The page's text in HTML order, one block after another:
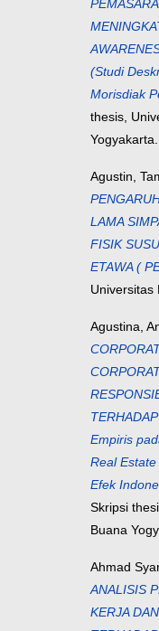
(Studi
Morisdiak
thesis,
Yogyakarta.
Agustin,
LAMA
FISIK
ETAWA (
Universitas
Agustina,
Empiris
Real
Efek
Skripsi
Buana
Ahmad
ANALISIS
KERJA